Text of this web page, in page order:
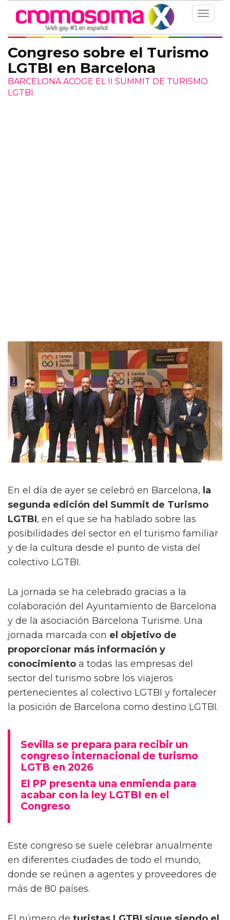
Toggle
Congreso sobre el Turismo
LGTBI en Barcelona
BARCELONA ACOGE EL II SUMMIT DE TURISMO
LGTBI
En el día de ayer se celebró en Barcelona, la
segunda edición del Summit de Turismo
LGTBI, en el que se ha hablado sobre las
posibilidades del sector en el turismo familiar
y de la cultura desde el punto de vista del
colectivo LGTBI.
La jornada se ha celebrado gracias a la
colaboración del Ayuntamiento de Barcelona
y de la asociación Barcelona Turisme. Una
jornada marcada con el objetivo de
proporcionar más información y
conocimiento a todas las empresas del
sector del turismo sobre los viajeros
pertenecientes al colectivo LGTBI y fortalecer
la posición de Barcelona como destino LGTBI.
Sevilla se prepara para recibir un
congreso internacional de turismo
LGTB en 2026
El PP presenta una enmienda para
acabar con la ley LGTBI en el
Congreso
Este congreso se suele celebrar anualmente
en diferentes ciudades de todo el mundo,
donde se reúnen a agentes y proveedores de
más de 80 países.